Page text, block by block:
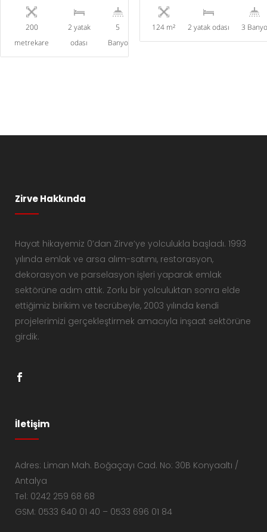
200
metrekare
2 yatak
odası
5
Banyo
124 m² 2 yatak odası 3 Banyo
Zirve Hakkında
Hayat hikayemiz 0’dan Zirve’ye yolculukla başladı. 1993
yılında emlak ve arsa alım-satımı, restorasyon,
dekorasyon ve parselasyon işleri yaparak emlak
sektörüne adım attık. Zorlu bir yolculuktan sonra elde
ettiğimiz birikim ve tecrübeyle, 2003 yılında kendi
projelerimizi gerçekleştirmek amacıyla inşaat sektörüne
girdik.
İletişim
Adres: Liman Mah. Boğaçayı Cad. No: 30B Konyaaltı /
Antalya
Tel: 0242 259 68 68
GSM: 0533 640 01 40 – 0533 696 01 84